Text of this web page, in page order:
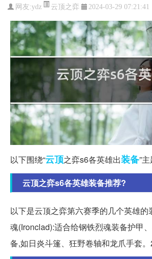
网友:ydz 云顶之弈 2024-03-29 07:21:41
以下围绕“云顶之弈s6各英雄出装备”
云顶之弈s6各英雄装备推荐?
以下是云顶之弈第六赛季的几个英雄的
魂(Ironclad):适合给钢铁烈魂装备护甲
备,如日炎斗篷、狂野卷轴和龙爪手套。